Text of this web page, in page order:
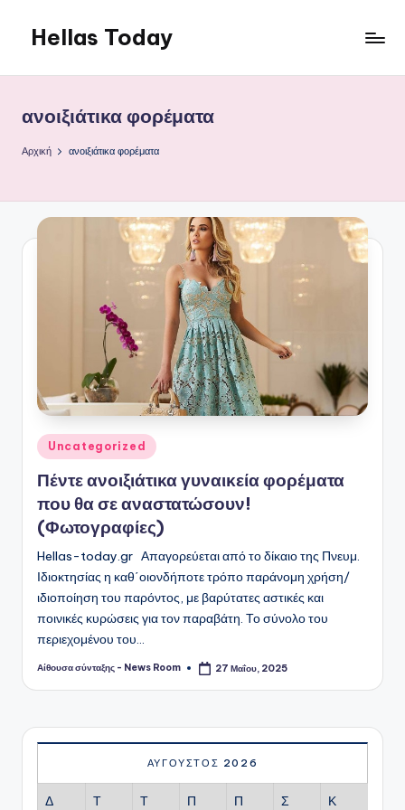
Μετάβαση
περιεχόμενο
Hellas Today
ανοιξιάτικα φορέματα
Αρχική ανοιξιάτικα φορέματα
Αναρτήθηκε
σε
Uncategorized
Πέντε ανοιξιάτικα γυναικεία φορέματα
που θα σε αναστατώσουν!
(Φωτογραφίες)
Hellas-today.gr Απαγορεύεται από το δίκαιο της Πνευμ.
Ιδιοκτησίας η καθ΄οιονδήποτε τρόπο παράνομη χρήση/
ιδιοποίηση του παρόντος, με βαρύτατες αστικές και
ποινικές κυρώσεις για τον παραβάτη. Το σύνολο του
περιεχομένου του…
Συγγραφέας:
Αίθουσα σύνταξης - News Room 27 Μαΐου, 2025
ΑΎΓΟΥΣΤΟΣ 2026
Δ Τ Τ Π Π Σ Κ